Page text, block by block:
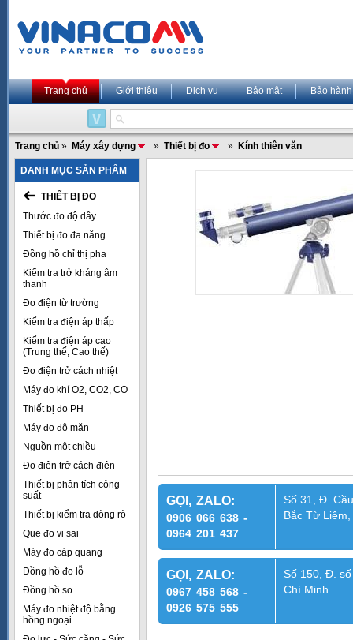
Trang chủ Giới thiệu Dịch vụ Bảo mật Bảo hành
Trang chủ » Máy xây dựng » Thiết bị đo » Kính thiên văn
DANH MỤC SẢN PHẨM
THIẾT BỊ ĐO
Thước đo độ dầy
Thiết bị đo đa năng
Đồng hồ chỉ thị pha
Kiểm tra trở kháng âm
thanh
Đo điện từ trường
Kiểm tra điện áp thấp
Kiểm tra điện áp cao
(Trung thế, Cao thế)
Đo điện trở cách nhiệt
Máy đo khí O2, CO2, CO
Thiết bị đo PH
Máy đo độ mặn
Nguồn một chiều
Đo điện trở cách điện
Thiết bị phân tích công
suất
Thiết bị kiểm tra dòng rò
Que đo vi sai
Máy đo cáp quang
Đồng hồ đo lỗ
Đồng hồ so
Máy đo nhiệt độ bằng
hồng ngoại
GỌI, ZALO:
0906 066 638 -
0964 201 437
Số 31, Đ.
Bắc Từ
GỌI, ZALO:
0967 458 568 -
0926 575 555
Số 150, Đ.
Chí Minh